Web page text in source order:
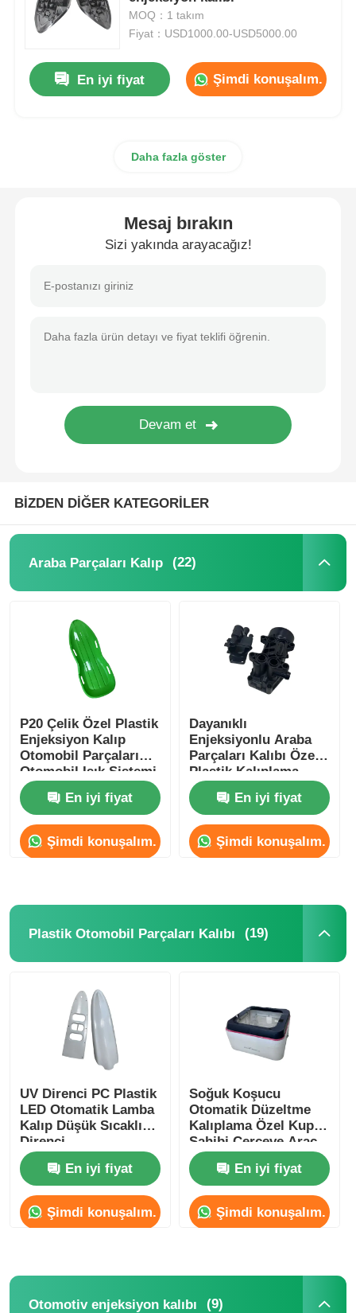
Plastik Otomobil Parçaları Kalıbı
Otomotiv enjeksiyon kalıbı
Çoklu boşluklu Enjeksiyon Kalıplaması
Elektronik Enjeksiyon Kalıplama
Yüksek Sıcaklık Enjeksiyon Kalıplama
Ev Aygıtları Kalıpları
Dişli kalıbı
plastik kalıp bileşenleri
MOQ：1 takım
Fiyat：USD1000.00-USD5000.00
En iyi fiyat Şimdi konuşalım.
Daha fazla göster
Mesaj bırakın
Sizi yakında arayacağız!
BİZDEN DİĞER KATEGORİLER
Araba Parçaları Kalıp (22)
P20 Çelik Özel Plastik
Enjeksiyon Kalıp
Otomobil Parçaları
Otomobil Işık Sistemi
için Kalıp
En iyi fiyat
Şimdi konuşalım.
Dayanıklı
Enjeksiyonlu Araba
Parçaları Kalıbı Özel
Plastik Kalıplama
IATF16949 Sertifikalı
En iyi fiyat
Şimdi konuşalım.
Plastik Otomobil Parçaları Kalıbı (19)
UV Direnci PC Plastik
LED Otomatik Lamba
Kalıp Düşük Sıcaklığa
Direnci
En iyi fiyat
Şimdi konuşalım.
Soğuk Koşucu
Otomatik Düzeltme
Kalıplama Özel Kupa
Sahibi Çerçeve Araç
Vücudu Yan
KalıplamaEn iyi fiyat
Şimdi konuşalım.
Otomotiv enjeksiyon kalıbı (9)